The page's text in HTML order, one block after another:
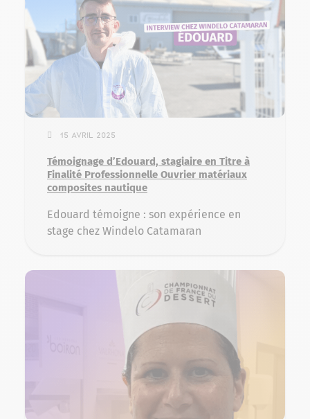
15 avril 2025
Témoignage d’Edouard, stagiaire en Titre à
Finalité Professionnelle Ouvrier matériaux
composites nautique
Edouard témoigne : son expérience en
stage chez Windelo Catamaran